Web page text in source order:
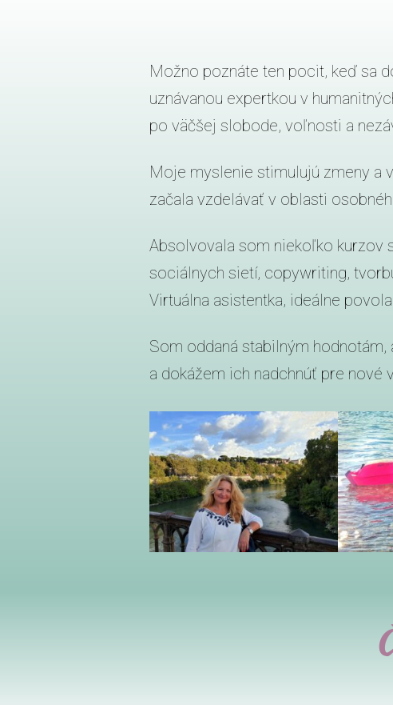
Možno poznáte ten pocit, keď sa
uznávanou expertkou v
po väčšej slobode, voľnosti a
Moje myslenie stimulujú zmeny a
začala vzdelávať v oblasti
Absolvovala som niekoľko kurzov
sociálnych sietí, copywriting,
Virtuálna asistentka, ideálne
Som oddaná stabilným
a dokážem ich nadchnúť pre nové